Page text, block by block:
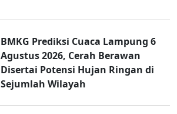
BMKG Prediksi Cuaca Lampung 6
Agustus 2026, Cerah Berawan
Disertai Potensi Hujan Ringan di
Sejumlah Wilayah